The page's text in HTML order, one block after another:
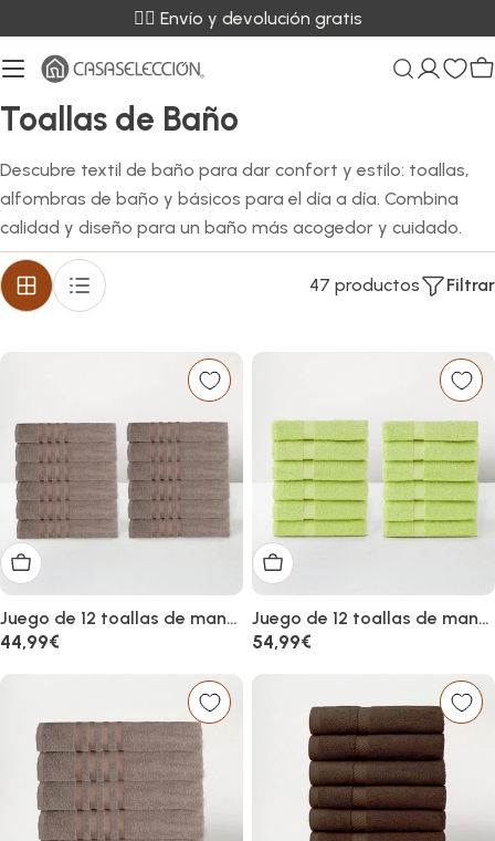
al
contenido
✌🏼 Envío y devolución gratis
C
o
l
e
c
c
n
Toallas de Baño
Descubre textil de baño para dar confort y estilo: toallas,
alfombras de baño y básicos para el día a día. Combina
calidad y diseño para un baño más acogedor y cuidado.
47 productos Filtrar
Añadir al carrito
Juego de 12 toallas de mano
color marrón 100% algodón
Precio
44,99€
Añadir al carrito
Juego de 12 toallas de mano
verde lima 100% algodón rizo
Precio
54,99€